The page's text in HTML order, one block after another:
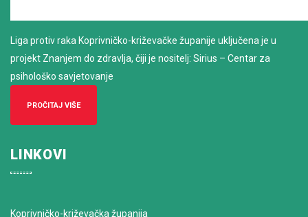
Liga protiv raka Koprivničko-križevačke županije uključena je u
projekt Znanjem do zdravlja, čiji je nositelj: Sirius – Centar za
psihološko savjetovanje
PROČITAJ VIŠE
LINKOVI
Koprivničko-križevačka županija